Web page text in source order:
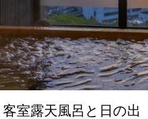
客室露天風呂と日の出